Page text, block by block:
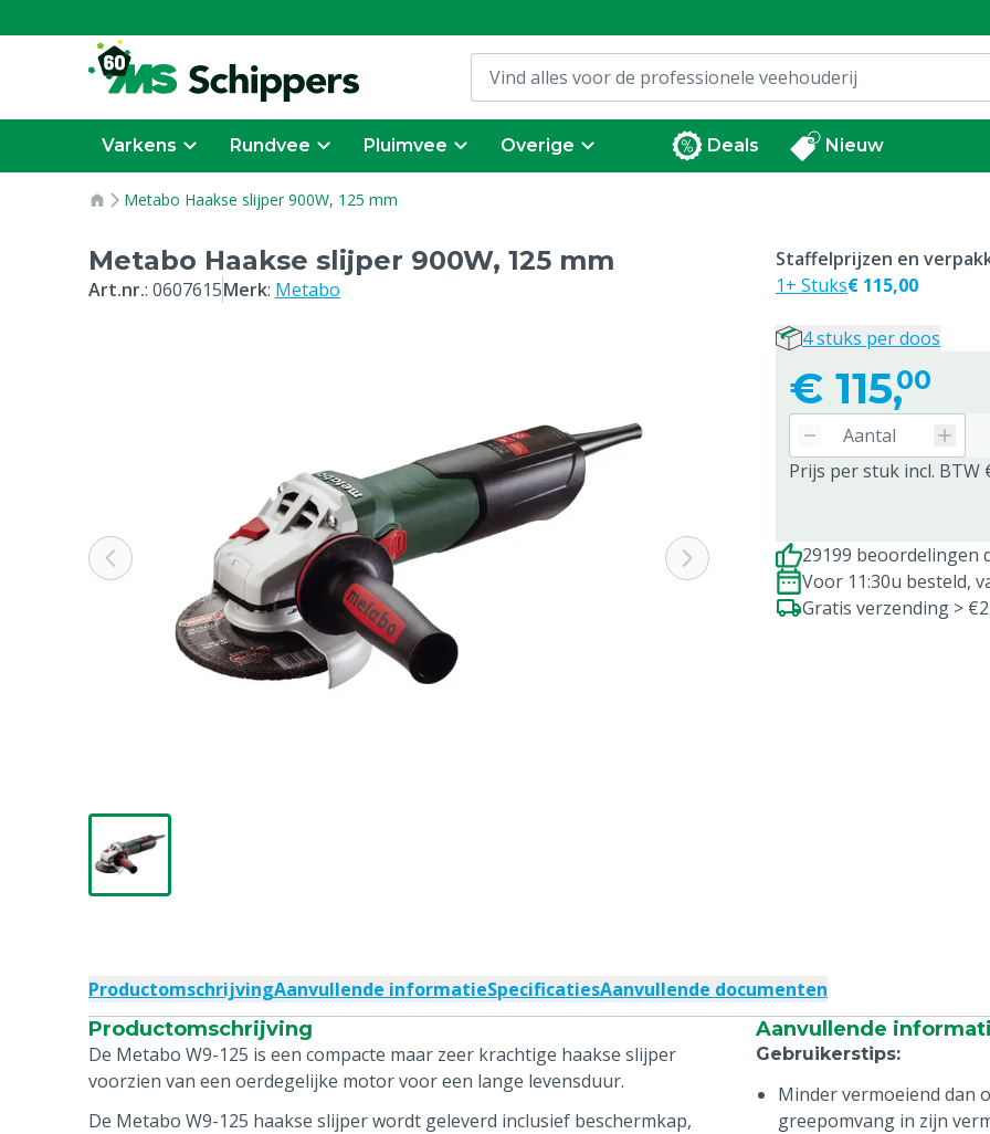
Varkens Rundvee Pluimvee Overige Deals Nieuw
Metabo Haakse slijper 900W, 125 mm
Metabo Haakse slijper 900W, 125 mm
Art.nr.: 0607615Merk: Metabo
€ 115,00
Prijs per stuk incl. BTW
Staffelprijzen en
1+ Stuks€ 115,00
4 stuks per doos
29199 beoordelingen
Voor 11:30u besteld,
Gratis verzending >
ProductomschrijvingAanvullende informatieSpecificatiesAanvullende documenten
Productomschrijving
De Metabo W9-125 is een compacte maar zeer krachtige haakse slijper
voorzien van een oerdegelijke motor voor een lange levensduur.
De Metabo W9-125 haakse slijper wordt geleverd inclusief beschermkap,
Aanvullende
Gebruikerstips:
Minder vermoeiend dan
greepomvang in zijn